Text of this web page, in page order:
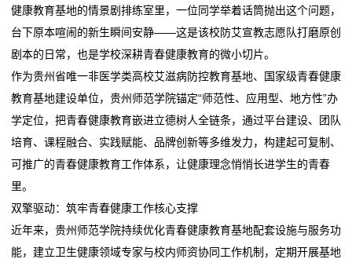
“连云港腔调”小剧场将带来“六一”专场演出
央媒看芙蓉｜光明日报：小剧场里有大天地——湖南长
沙小剧场激活城市文化新
张维良专场音乐会奏响黄河剧场
盐城滨海小剧场理论开放麦巡讲活动火热开讲
甬风来丨百年老宅“开口讲戏”：浙江首个“解读式剧场”带
你品戏
活
广汽“一人一故事”剧场：让职工的“小确幸”被看见
“连云港腔调”小剧场将带来“六一”专场演出
央媒看芙蓉｜光明日报：小剧场里有大天地——湖南长
沙小剧场激活城市文化新
张维良专场音乐会奏响黄河剧场
盐城滨海小剧场理论开放麦巡讲活动火热开讲
甬风来丨百年老宅“开口讲戏”：浙江首个“解读式剧场”带
健康教育基地的情景剧排练室里，一位同学举着话筒抛出这个问题，
台下原本喧闹的新生瞬间安静——这是该校防艾宣教志愿队打磨原创
剧本的日常，也是学校深耕青春健康教育的微小切片。
作为贵州省唯一非医学类高校艾滋病防控教育基地、国家级青春健康
教育基地建设单位，贵州师范学院锚定“师范性、应用型、地方性”办
学定位，把青春健康教育嵌进立德树人全链条，通过平台建设、团队
培育、课程融合、实践赋能、品牌创新等多维发力，构建起可复制、
可推广的青春健康教育工作体系，让健康理念悄悄长进学生的青春
里。
双擎驱动：筑牢青春健康工作核心支撑
近年来，贵州师范学院持续优化青春健康教育基地配套设施与服务功
能，建立卫生健康领域专家与校内师资协同工作机制，定期开展基地